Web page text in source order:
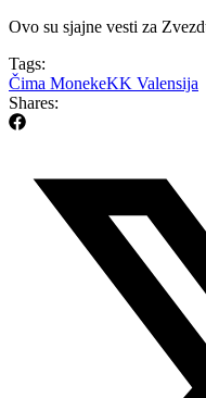
Ovo su sjajne vesti za
Tags:
Čima MonekeKK Valensija
Shares: